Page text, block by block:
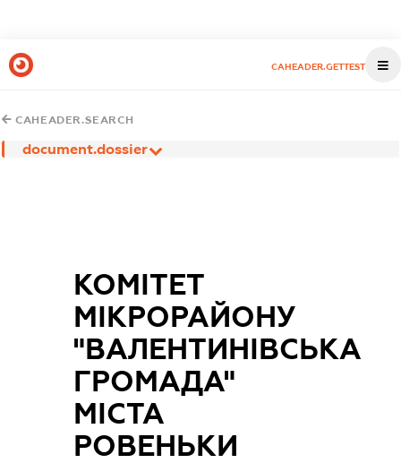
CAHEADER.GETTEST
CAHEADER.SEARCH
document.dossier
КОМІТЕТ
МІКРОРАЙОНУ
"ВАЛЕНТИНІВСЬКА
ГРОМАДА"
МІСТА
РОВЕНЬКИ